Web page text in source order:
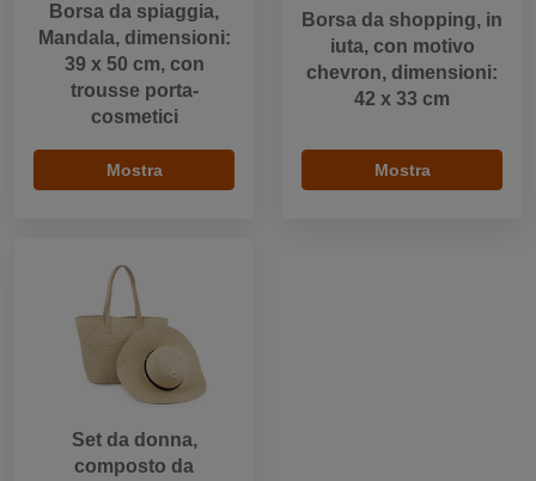
Borsa da spiaggia,
Mandala, dimensioni:
39 x 50 cm, con
trousse porta-
cosmetici
Mostra
Borsa da shopping, in
iuta, con motivo
chevron, dimensioni:
42 x 33 cm
Mostra
Set da donna,
composto da